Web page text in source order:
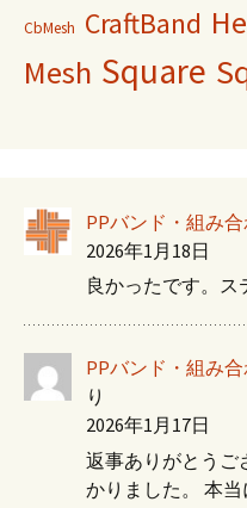
CbMesh CraftBand
Mesh Square
PPバンド・組み
2026年1月18日
良かったです。ス
PPバンド・組み
り
2026年1月17日
返事ありがとうご
かりました。 本